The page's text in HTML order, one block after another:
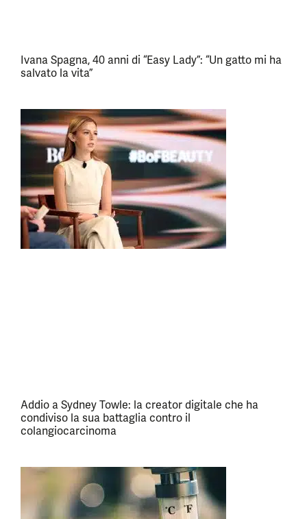
Ivana Spagna, 40 anni di “Easy Lady”: “Un gatto mi ha
salvato la vita”
Addio a Sydney Towle: la creator digitale che ha
condiviso la sua battaglia contro il
colangiocarcinoma